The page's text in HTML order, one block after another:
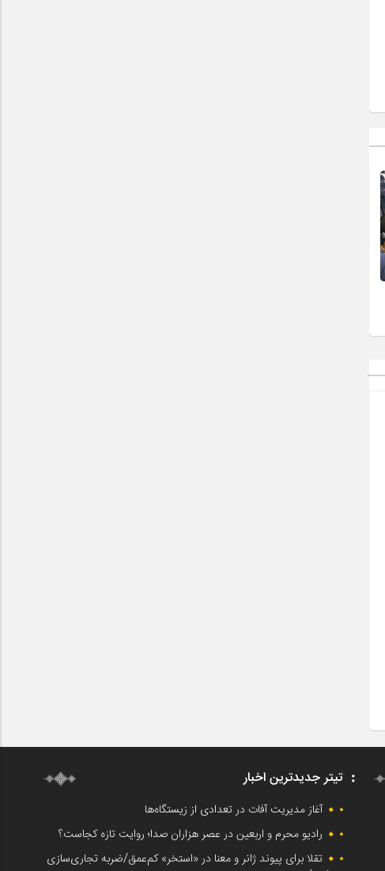
تیتر جدیدترین اخبار
آغاز مدیریت آفات در تعدادی از زیستگاه‌ها
رادیو محرم و اربعین در عصر هزاران صدا؛ روایت تازه کجاست؟
تقلا برای پیوند ژانر و معنا در «استخر» کم‌عمق/ضربه تجاری‌سازی